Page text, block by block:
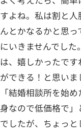
すよね。私は割と
んとかなるかと思
にいきませんでし
は、嬉しかったで
ができる！と思いま
「結婚相談所を始
身なので低価格で
でしたが、ちょっ